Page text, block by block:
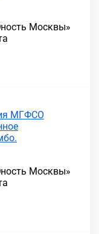
Москвы»
МГФСО
Москвы»